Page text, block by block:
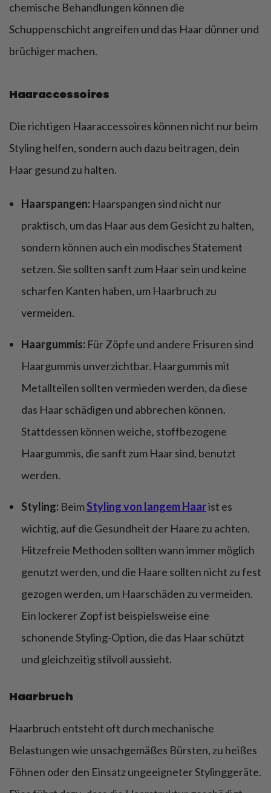
chemische Behandlungen können die
Schuppenschicht angreifen und das Haar dünner und
brüchiger machen.
Haaraccessoires
Die richtigen Haaraccessoires können nicht nur beim
Styling helfen, sondern auch dazu beitragen, dein
Haar gesund zu halten.
Haarspangen: Haarspangen sind nicht nur
praktisch, um das Haar aus dem Gesicht zu halten,
sondern können auch ein modisches Statement
setzen. Sie sollten sanft zum Haar sein und keine
scharfen Kanten haben, um Haarbruch zu
vermeiden.
Haargummis: Für Zöpfe und andere Frisuren sind
Haargummis unverzichtbar. Haargummis mit
Metallteilen sollten vermieden werden, da diese
das Haar schädigen und abbrechen können.
Stattdessen können weiche, stoffbezogene
Haargummis, die sanft zum Haar sind, benutzt
werden.
Styling: BeimStyling von langem Haarist es
wichtig, auf die Gesundheit der Haare zu achten.
Hitzefreie Methoden sollten wann immer möglich
genutzt werden, und die Haare sollten nicht zu fest
gezogen werden, um Haarschäden zu vermeiden.
Ein lockerer Zopf ist beispielsweise eine
schonende Styling-Option, die das Haar schützt
und gleichzeitig stilvoll aussieht.
Haarbruch
Haarbruch entsteht oft durch mechanische
Belastungen wie unsachgemäßes Bürsten, zu heißes
Föhnen oder den Einsatz ungeeigneter Stylinggeräte.